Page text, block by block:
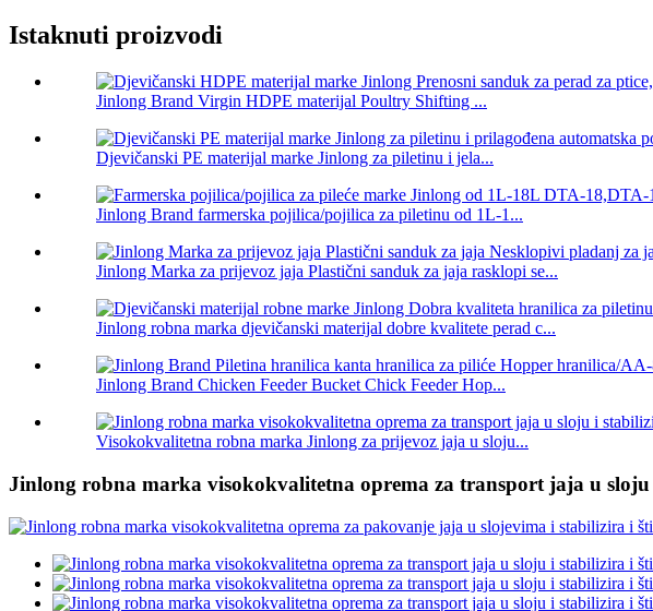
Istaknuti proizvodi
Jinlong Brand Virgin HDPE materijal Poultry Shifting ...
Djevičanski PE materijal marke Jinlong za piletinu i jela...
Jinlong Brand farmerska pojilica/pojilica za piletinu od 1L-1...
Jinlong Marka za prijevoz jaja Plastični sanduk za jaja rasklopi se...
Jinlong robna marka djevičanski materijal dobre kvalitete perad c...
Jinlong Brand Chicken Feeder Bucket Chick Feeder Hop...
Visokokvalitetna robna marka Jinlong za prijevoz jaja u sloju...
Jinlong robna marka visokokvalitetna oprema za transport jaja u